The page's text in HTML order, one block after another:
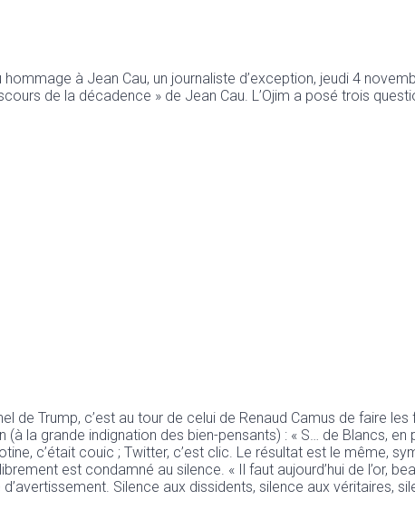
à Jean Cau, un journaliste d’exception, jeudi 4
de la décadence » de Jean Cau. L’Ojim a posé trois
de Trump, c’est au tour de celui de Renaud Camus de faire
la grande indignation des bien-pensants) : « S… de Blancs,
c’était couic ; Twitter, c’est clic. Le résultat est le même,
est condamné au silence. « Il faut aujourd’hui de l’or,
Silence aux dissidents, silence aux véritaires,